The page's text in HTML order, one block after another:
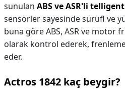
sunulan ABS ve ASR'li
sensörler sayesinde sürüfl ve
buna göre ABS, ASR ve motor
olarak kontrol ederek,
eder.
Actros 1842 kaç beygir?